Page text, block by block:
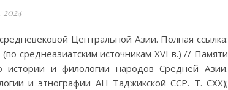
Центральной Азии. Полная ссылка:
среднеазиатским источникам XVI в.) // Памяти
истории и филологии народов Средней Азии.
и этнографии АН Таджикской ССР. Т. CXX);